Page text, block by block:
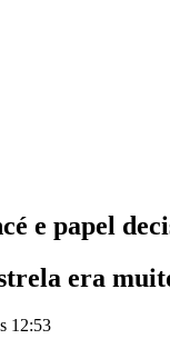
e papel
era
12:53